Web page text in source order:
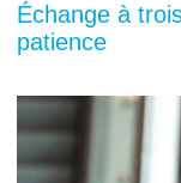
Échange à
patience